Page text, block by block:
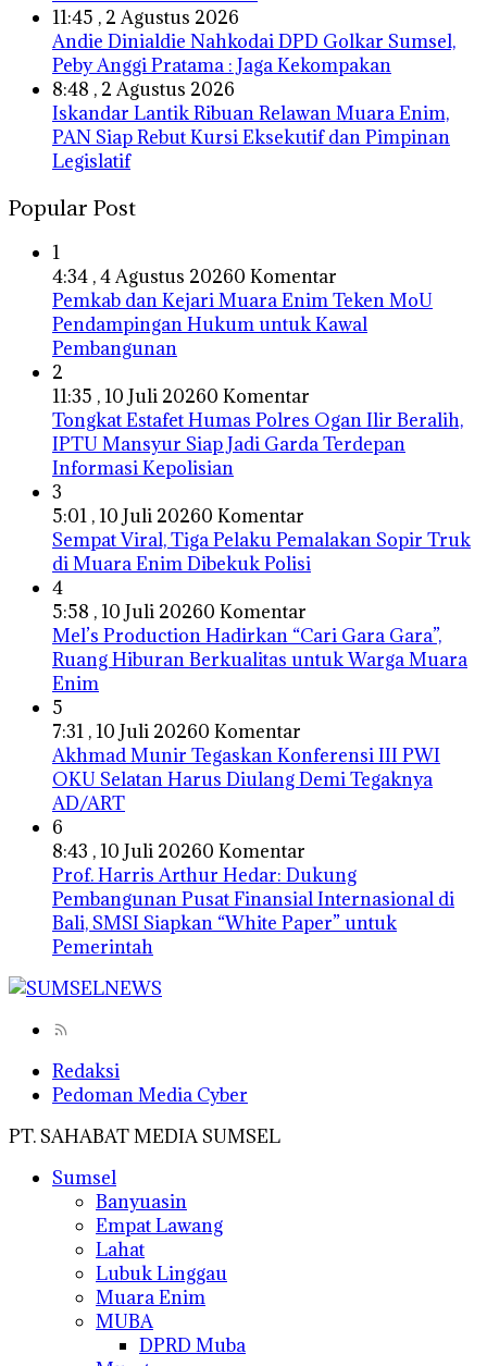
11:45 , 2 Agustus 2026
Andie Dinialdie Nahkodai DPD Golkar Sumsel,
Peby Anggi Pratama : Jaga Kekompakan
8:48 , 2 Agustus 2026
Iskandar Lantik Ribuan Relawan Muara Enim,
PAN Siap Rebut Kursi Eksekutif dan Pimpinan
Legislatif
Popular Post
1
4:34 , 4 Agustus 20260 Komentar
Pemkab dan Kejari Muara Enim Teken MoU
Pendampingan Hukum untuk Kawal
Pembangunan
2
11:35 , 10 Juli 20260 Komentar
Tongkat Estafet Humas Polres Ogan Ilir Beralih,
IPTU Mansyur Siap Jadi Garda Terdepan
Informasi Kepolisian
3
5:01 , 10 Juli 20260 Komentar
Sempat Viral, Tiga Pelaku Pemalakan Sopir Truk
di Muara Enim Dibekuk Polisi
4
5:58 , 10 Juli 20260 Komentar
Mel’s Production Hadirkan “Cari Gara Gara”,
Ruang Hiburan Berkualitas untuk Warga Muara
Enim
5
7:31 , 10 Juli 20260 Komentar
Akhmad Munir Tegaskan Konferensi III PWI
OKU Selatan Harus Diulang Demi Tegaknya
AD/ART
6
8:43 , 10 Juli 20260 Komentar
Prof. Harris Arthur Hedar: Dukung
Pembangunan Pusat Finansial Internasional di
Bali, SMSI Siapkan “White Paper” untuk
Pemerintah
Redaksi
Pedoman Media Cyber
PT. SAHABAT MEDIA SUMSEL
Sumsel
Banyuasin
Empat Lawang
Lahat
Lubuk Linggau
Muara Enim
MUBA
DPRD Muba